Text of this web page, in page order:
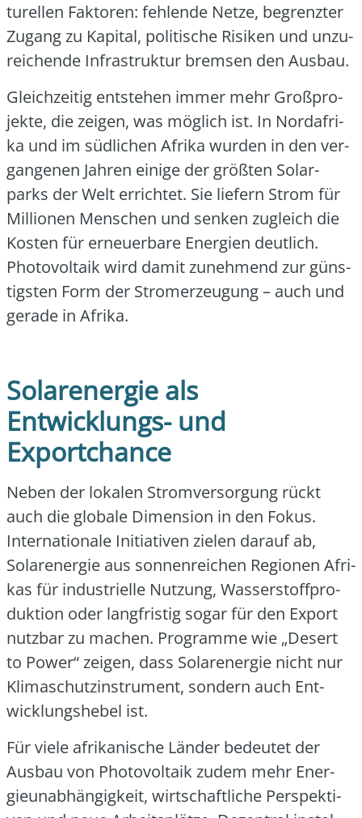
tu­rel­len Fak­to­ren: feh­len­de Net­ze, begrenz­ter
Zugang zu Kapi­tal, poli­ti­sche Risi­ken und unzu­
rei­chen­de Infra­struk­tur brem­sen den Aus­bau.
Gleich­zei­tig ent­ste­hen immer mehr Groß­pro­
jek­te, die zei­gen, was mög­lich ist. In Nord­afri­
ka und im süd­li­chen Afri­ka wur­den in den ver­
gan­ge­nen Jah­ren eini­ge der größ­ten Solar­
parks der Welt errich­tet. Sie lie­fern Strom für
Mil­lio­nen Men­schen und sen­ken zugleich die
Kos­ten für erneu­er­ba­re Ener­gien deut­lich.
Pho­to­vol­ta­ik wird damit zuneh­mend zur güns­
tigs­ten Form der Strom­erzeu­gung – auch und
gera­de in Afri­ka.
Solarenergie als
Entwicklungs- und
Exportchance
Neben der loka­len Strom­ver­sor­gung rückt
auch die glo­ba­le Dimen­si­on in den Fokus.
Inter­na­tio­na­le Initia­ti­ven zie­len dar­auf ab,
Solar­ener­gie aus son­nen­rei­chen Regio­nen Afri­
kas für indus­tri­el­le Nut­zung, Was­ser­stoff­pro­
duk­ti­on oder lang­fris­tig sogar für den Export
nutz­bar zu machen. Pro­gram­me wie „Desert
to Power“ zei­gen, dass Solar­ener­gie nicht nur
Kli­ma­schutz­in­stru­ment, son­dern auch Ent­
wick­lungs­he­bel ist.
Für vie­le afri­ka­ni­sche Län­der bedeu­tet der
Aus­bau von Pho­to­vol­ta­ik zudem mehr Ener­
gie­un­ab­hän­gig­keit, wirt­schaft­li­che Per­spek­ti­